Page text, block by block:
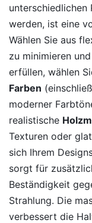
werden, ist eine
Wählen Sie aus
zu minimieren
erfüllen, wählen
Farben
moderner
realistische
Texturen oder
sich Ihrem
sorgt für
Beständigkeit
Strahlung. Die
verbessert die